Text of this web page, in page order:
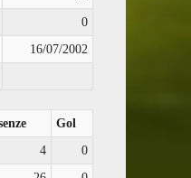
0
16/07/2002
Gol
4
0